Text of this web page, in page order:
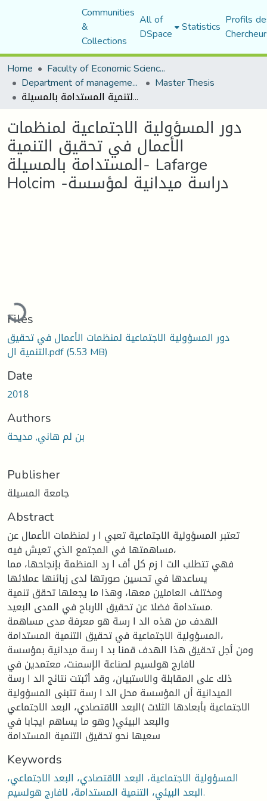
Communities
&
Collections
All of
DSpace Statistics Profils
Home
Faculty of Economic Sciences, Commerce and Management Sciences
Department of management sciences Master Thesis
دور المسؤولية الاجتماعية لمنظمات الأعمال في تحقيق التنمية المستدامة بالمسيلة- Lafarge Holcim -دراسة ميدانية لمؤسسة
دور المسؤولية الاجتماعية لمنظمات
الأعمال في تحقيق التنمية
المستدامة بالمسيلة- Lafarge
Holcim -دراسة ميدانية لمؤسسة
Files
دور المسؤولية الاجتماعية لمنظمات الأعمال في تحقيق
التنمية ال.pdf(5.53 MB)
Date
2018
Authors
بن لم هاني, مديحة
Publisher
جامعة المسيلة
Abstract
تعتبر المسؤولية الاجتماعية تعبي ا ر لمنظمات الأعمال عن
مساهمتها في المجتمع الذي تعيش فيه،
فهي تتطلب الت ا زم كل أف ا رد المنظمة بإنجاحها، مما
يساعدها في تحسين صورتها لدى زبائنها عملائها
ومختلف العاملين معها، وهذا ما يجعلها تحقق تنمية
مستدامة فضلا عن تحقيق الارباح في المدى البعيد.
الهدف من هذه الد ا رسة هو معرفة مدى مساهمة
المسؤولية الاجتماعية في تحقيق التنمية المستدامة،
ومن أجل تحقيق هذا الهدف قمنا بد ا رسة ميدانية بمؤسسة
لافارج هولسيم لصناعة الإسمنت، معتمدين في
ذلك على المقابلة والاستبيان، وقد أثبتت نتائج الد ا رسة
الميدانية أن المؤسسة محل الد ا رسة تتبنى المسؤولية
الاجتماعية بأبعادها الثلاث )البعد الاقتصادي، البعد الاجتماعي
والبعد البيئي( وهو ما يساهم ايجابا في
سعيها نحو تحقيق التنمية المستدامة
Keywords
المسؤولية الاجتماعية، البعد الاقتصادي، البعد الاجتماعي،
البعد البيئي، التنمية المستدامة، لافارج هولسيم.